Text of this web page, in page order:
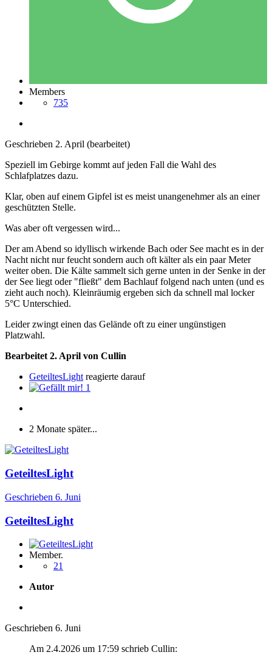
Members
735
Geschrieben 2. April (bearbeitet)
Speziell im Gebirge kommt auf jeden Fall die Wahl des
Schlafplatzes dazu.
Klar, oben auf einem Gipfel ist es meist unangenehmer als an einer
geschützten Stelle.
Was aber oft vergessen wird...
Der am Abend so idyllisch wirkende Bach oder See macht es in der
Nacht nicht nur feucht sondern auch oft kälter als ein paar Meter
weiter oben. Die Kälte sammelt sich gerne unten in der Senke in der
der See liegt oder "fließt" dem Bachlauf folgend nach unten (und es
zieht auch noch). Kleinräumig ergeben sich da schnell mal locker
5°C Unterschied.
Leider zwingt einen das Gelände oft zu einer ungünstigen
Platzwahl.
Bearbeitet 2. April von Cullin
GeteiltesLight reagierte darauf
1
2 Monate später...
GeteiltesLight
Geschrieben 6. Juni
GeteiltesLight
Member.
21
Autor
Geschrieben 6. Juni
Am 2.4.2026 um 17:59 schrieb Cullin: